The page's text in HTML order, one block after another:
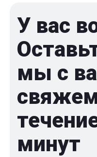
У вас
мы с
минут